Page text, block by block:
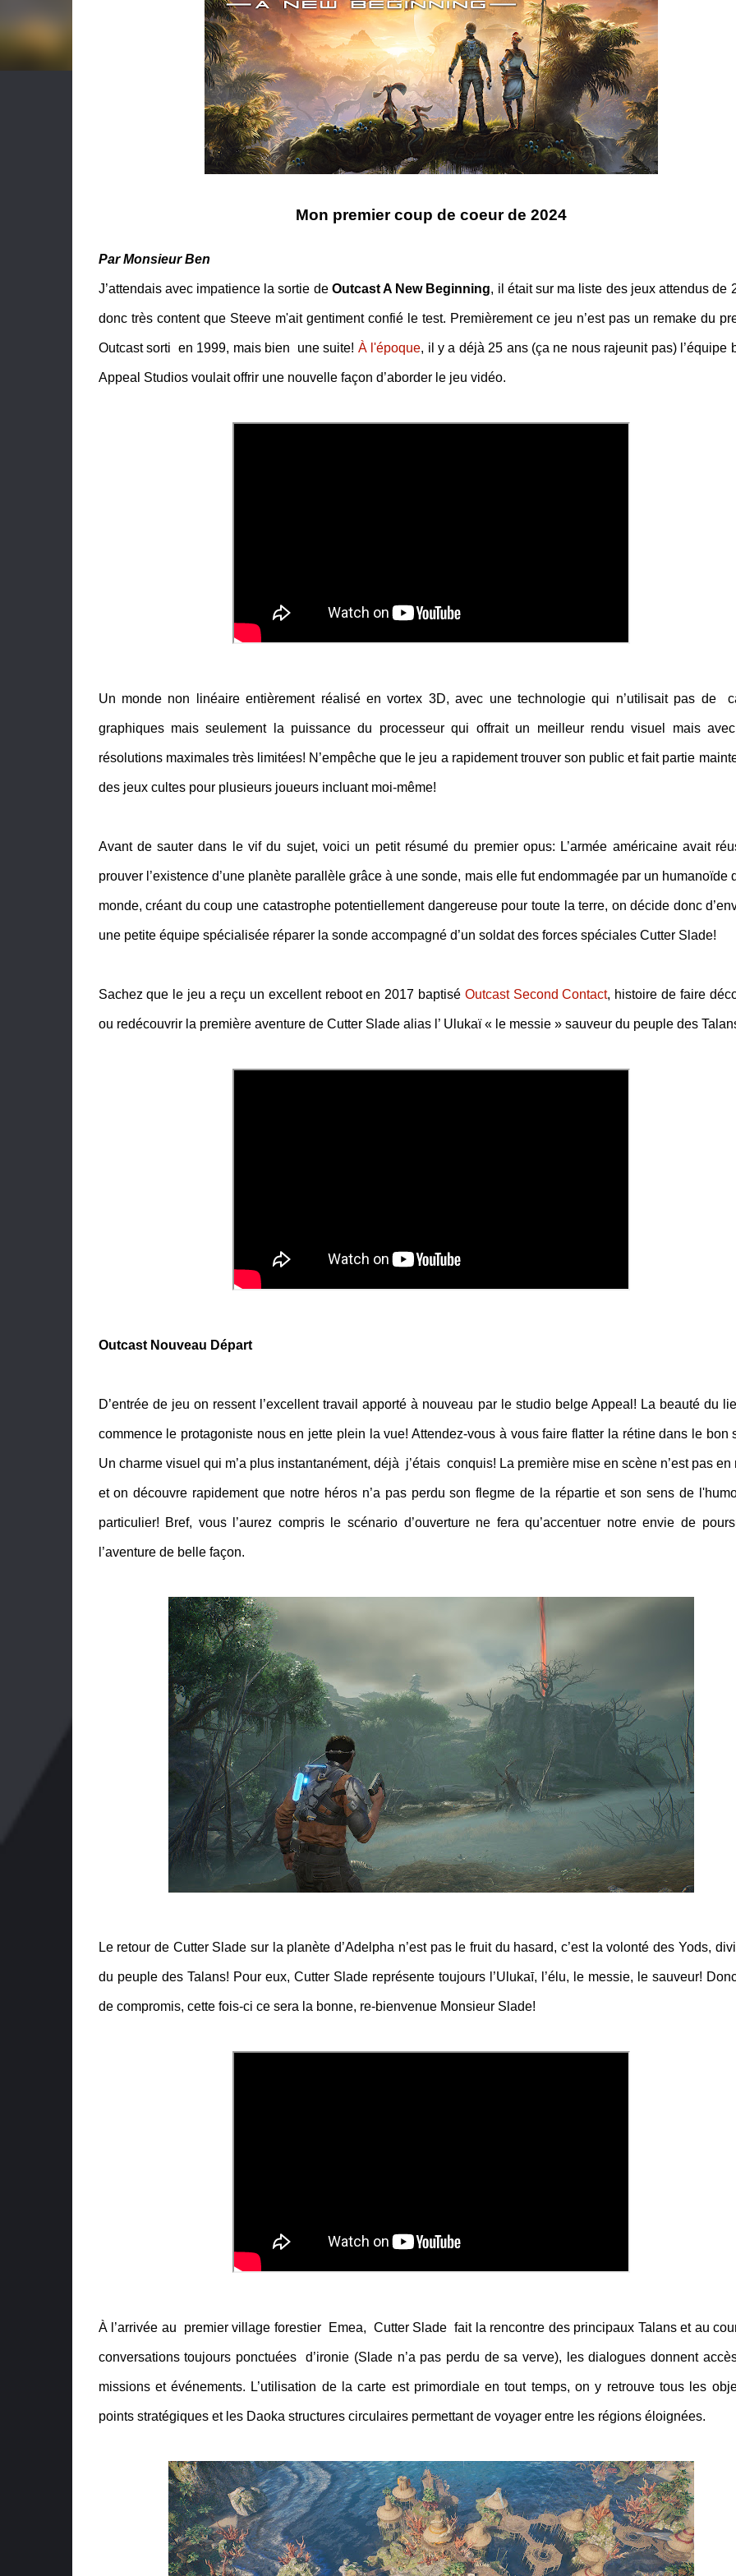
Mon premier coup de coeur de 2024
Par Monsieur Ben
J’attendais avec impatience la sortie de Outcast A New Beginning, il était sur ma liste des jeux attendus de
donc très content que Steeve m'ait gentiment confié le test. Premièrement ce jeu n’est pas un remake du
Outcast sorti en 1999, mais bien une suite! À l'époque, il y a déjà 25 ans (ça ne nous rajeunit pas) l’équipe
Appeal Studios voulait offrir une nouvelle façon d’aborder le jeu vidéo.
Un monde non linéaire entièrement réalisé en vortex 3D, avec une technologie qui n’utilisait pas de
graphiques mais seulement la puissance du processeur qui offrait un meilleur rendu visuel mais
résolutions maximales très limitées! N’empêche que le jeu a rapidement trouver son public et fait partie
des jeux cultes pour plusieurs joueurs incluant moi-même!
Avant de sauter dans le vif du sujet, voici un petit résumé du premier opus: L’armée américaine avait
prouver l’existence d’une planète parallèle grâce à une sonde, mais elle fut endommagée par un humanoïde
monde, créant du coup une catastrophe potentiellement dangereuse pour toute la terre, on décide donc
une petite équipe spécialisée réparer la sonde accompagné d’un soldat des forces spéciales Cutter Slade!
Sachez que le jeu a reçu un excellent reboot en 2017 baptisé Outcast Second Contact, histoire de faire
ou redécouvrir la première aventure de Cutter Slade alias l’ Ulukaï « le messie » sauveur du peuple des
Outcast Nouveau Départ
D’entrée de jeu on ressent l’excellent travail apporté à nouveau par le studio belge Appeal! La beauté du
commence le protagoniste nous en jette plein la vue! Attendez-vous à vous faire flatter la rétine dans le bon
Un charme visuel qui m’a plus instantanément, déjà j’étais conquis! La première mise en scène n’est pas en
et on découvre rapidement que notre héros n’a pas perdu son flegme de la répartie et son sens de
particulier! Bref, vous l’aurez compris le scénario d’ouverture ne fera qu’accentuer notre envie de
l’aventure de belle façon.
Le retour de Cutter Slade sur la planète d’Adelpha n’est pas le fruit du hasard, c’est la volonté des Yods,
du peuple des Talans! Pour eux, Cutter Slade représente toujours l’Ulukaī, l’élu, le messie, le sauveur!
de compromis, cette fois-ci ce sera la bonne, re-bienvenue Monsieur Slade!
À l’arrivée au premier village forestier Emea, Cutter Slade fait la rencontre des principaux Talans et au
conversations toujours ponctuées d’ironie (Slade n’a pas perdu de sa verve), les dialogues donnent
missions et événements. L’utilisation de la carte est primordiale en tout temps, on y retrouve tous les
points stratégiques et les Daoka structures circulaires permettant de voyager entre les régions éloignées.